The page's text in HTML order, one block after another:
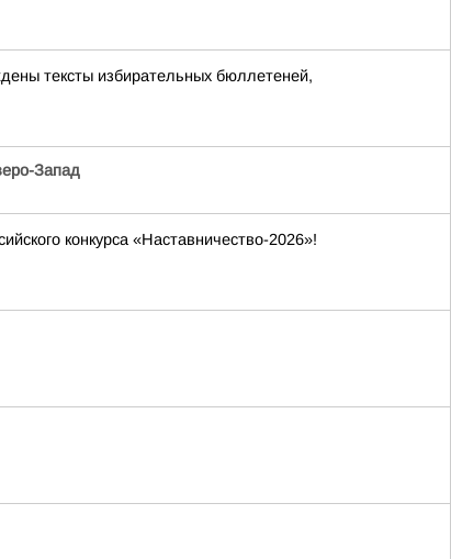
тексты избирательных бюллетеней,
Запад
конкурса «Наставничество-2026»!